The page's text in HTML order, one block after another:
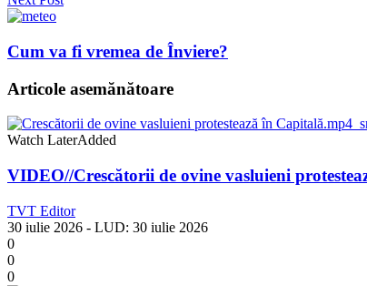
Cum va fi vremea de Înviere?
Articole asemănătoare
Watch LaterAdded
VIDEO//Crescătorii de ovine vasluieni
TVT Editor
30 iulie 2026 - LUD: 30 iulie 2026
0
0
0